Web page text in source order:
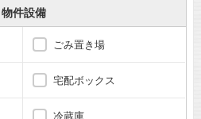
物件設備
ごみ置き場
宅配ボックス
冷蔵庫